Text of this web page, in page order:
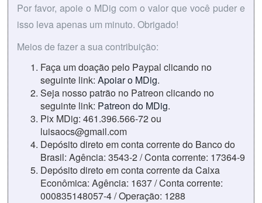
Por favor, apoie o MDig com o valor que você puder e
isso leva apenas um minuto. Obrigado!
Meios de fazer a sua contribuição:
Faça um doação pelo Paypal clicando no
seguinte link: Apoiar o MDig.
Seja nosso patrão no Patreon clicando no
seguinte link: Patreon do MDig.
Pix MDig: 461.396.566-72 ou
luisaocs@gmail.com
Depósito direto em conta corrente do Banco do
Brasil: Agência: 3543-2 / Conta corrente: 17364-9
Depósito direto em conta corrente da Caixa
Econômica: Agência: 1637 / Conta corrente:
000835148057-4 / Operação: 1288